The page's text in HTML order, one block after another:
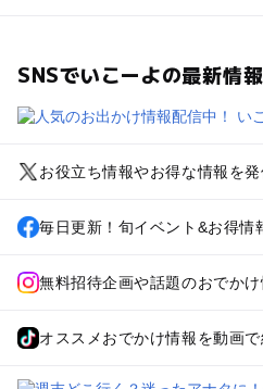
SNSでいこーよの最新情
お役立ち情報やお得な情報を
毎日更新！旬イベント&お得情
無料招待企画や話題のおでかけ
オススメおでかけ情報を動画で